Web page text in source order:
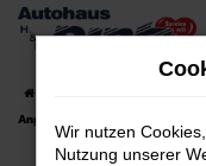
Zum
springen
Angebote
Wir nutzen
Nutzung unserer